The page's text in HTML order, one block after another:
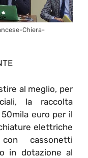
Chiera-
al meglio, per
la raccolta
euro per il
elettriche
cassonetti
in dotazione al